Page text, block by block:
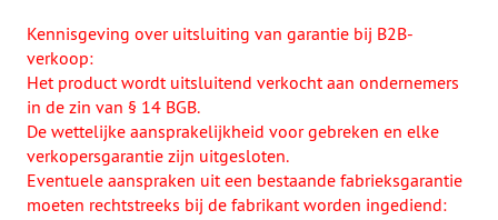
Kennisgeving over uitsluiting van garantie bij B2B-
verkoop:
Het product wordt uitsluitend verkocht aan ondernemers
in de zin van § 14 BGB.
De wettelijke aansprakelijkheid voor gebreken en elke
verkopersgarantie zijn uitgesloten.
Eventuele aanspraken uit een bestaande fabrieksgarantie
moeten rechtstreeks bij de fabrikant worden ingediend: